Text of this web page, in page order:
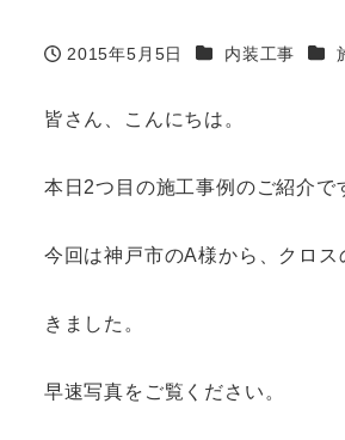
投稿日
2015年5月5日 カテゴリー
内装工事 カ
皆さん、こんにちは。
本日2つ目の施工事例のご紹介で
今回は神戸市のA様から、クロ
きました。
早速写真をご覧ください。